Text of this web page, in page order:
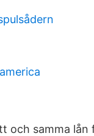
och samma